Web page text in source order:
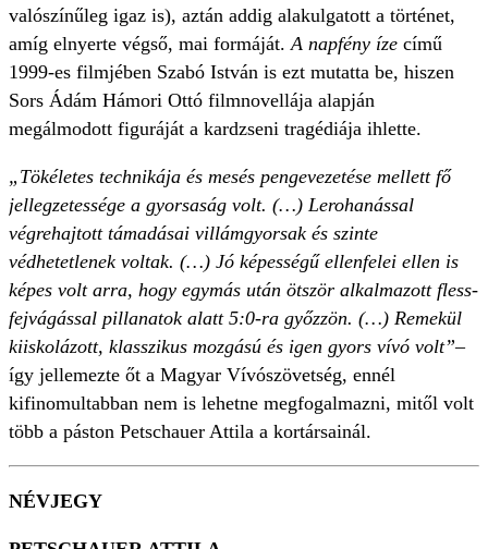
valószínűleg igaz is), aztán addig alakulgatott a történet,
amíg elnyerte végső, mai formáját.A napfény íze című
1999-es filmjében Szabó István is ezt mutatta be, hiszen
Sors Ádám Hámori Ottó filmnovellája alapján
megálmodott figuráját a kardzseni tragédiája ihlette.
„Tökéletes technikája és mesés pengevezetése mellett fő
jellegzetessége a gyorsaság volt. (…) Lerohanással
végrehajtott támadásai villámgyorsak és szinte
védhetetlenek voltak. (…) Jó képességű ellenfelei ellen is
képes volt arra, hogy egymás után ötször alkalmazott fless-
fejvágással pillanatok alatt 5:0-ra győzzön. (…) Remekül
kiiskolázott, klasszikus mozgású és igen gyors vívó volt”–
így jellemezte őt a Magyar Vívószövetség, ennél
kifinomultabban nem is lehetne megfogalmazni, mitől volt
több a páston Petschauer Attila a kortársainál.
NÉVJEGY